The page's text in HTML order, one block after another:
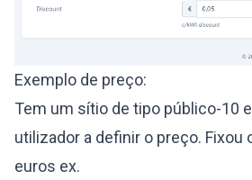
Exemplo de preço:
Tem um sítio de tipo público-10
utilizador a definir o preço. Fixou
euros ex.